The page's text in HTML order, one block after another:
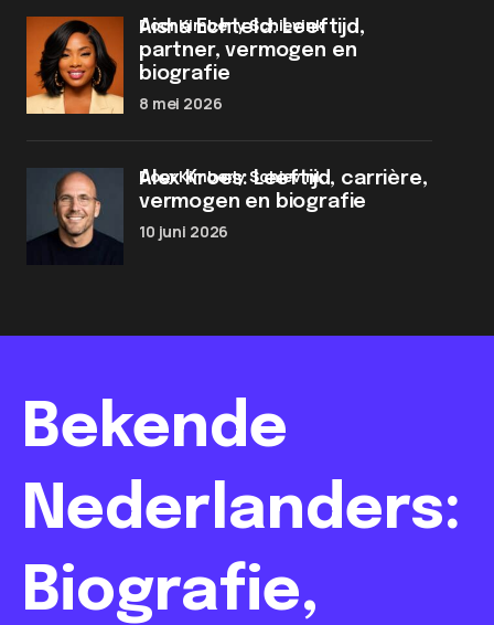
Aisha Echteld: Leeftijd,
partner, vermogen en
biografie
door Kimberly Schievink
8 mei 2026
Alex Kroes: Leeftijd, carrière,
vermogen en biografie
door Kimberly Schievink
10 juni 2026
Bekende
Nederlanders:
Biografie,